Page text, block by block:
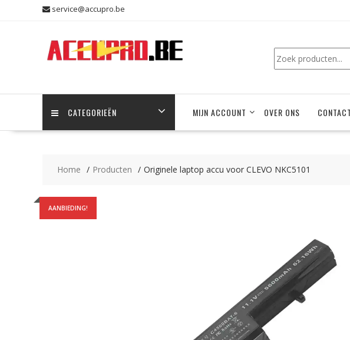
service@accupro.be
Zoeken
CATEGORIEËN MIJN ACCOUNT OVER ONS CONTACT
Home Producten Originele laptop accu voor CLEVO NKC5101
AANBIEDING!